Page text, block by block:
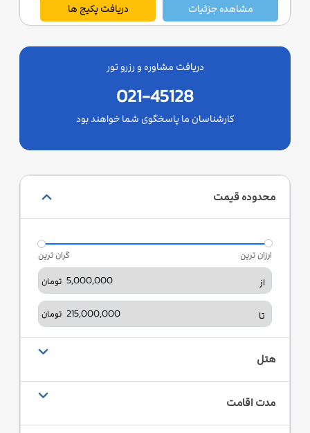
دریافت مشاوره و رزرو تور
021-45128
کارشناسان ما پاسخگوی شما خواهند بود
محدوده قیمت
ارزان ترین گران ترین
از تومان
تا تومان
هتل
مدت اقامت
مشاهده جزئیات دریافت پکیج ها